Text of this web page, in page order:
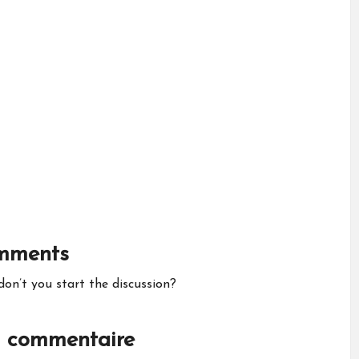
you start the discussion?
commentaire